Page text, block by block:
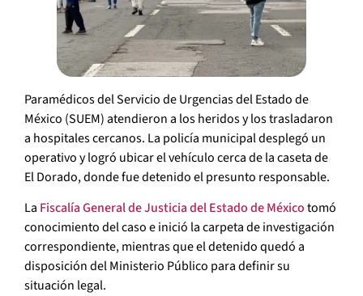
Paramédicos del Servicio de Urgencias del Estado de
México (SUEM) atendieron a los heridos y los trasladaron
a hospitales cercanos. La policía municipal desplegó un
operativo y logró ubicar el vehículo cerca de la caseta de
El Dorado, donde fue detenido el presunto responsable.
La Fiscalía General de Justicia del Estado de Méxicotomó
conocimiento del caso e inició la carpeta de investigación
correspondiente, mientras que el detenido quedó a
disposición del Ministerio Público para definir su
situación legal.